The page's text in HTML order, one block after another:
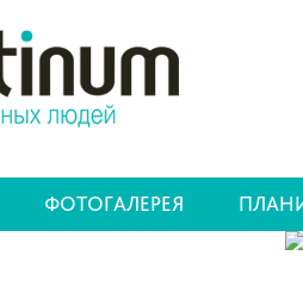
ФОТОГАЛЕРЕЯ